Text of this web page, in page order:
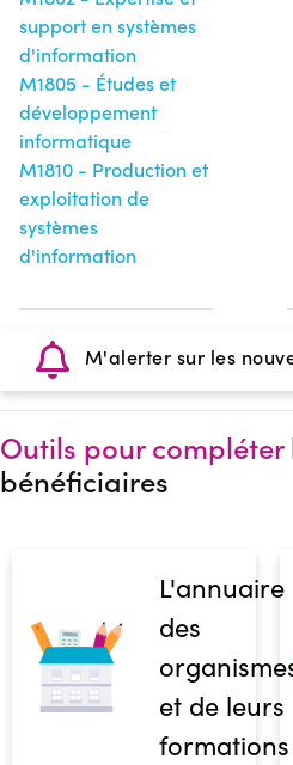
support en systèmes
d'information
M1805 - Études et
développement
informatique
M1810 - Production et
exploitation de
systèmes
d'information
M'alerter sur les
Outils pour compléter
bénéficiaires
L'annuaire
des
et de leurs
formations